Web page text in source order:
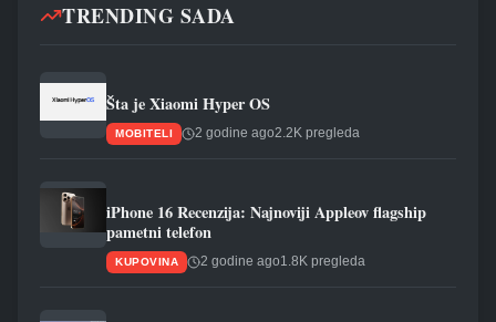
TRENDING SADA
Šta je Xiaomi Hyper OS
MOBITELI 2 godine ago2.2K pregleda
iPhone 16 Recenzija: Najnoviji Appleov flagship
pametni telefon
KUPOVINA 2 godine ago1.8K pregleda